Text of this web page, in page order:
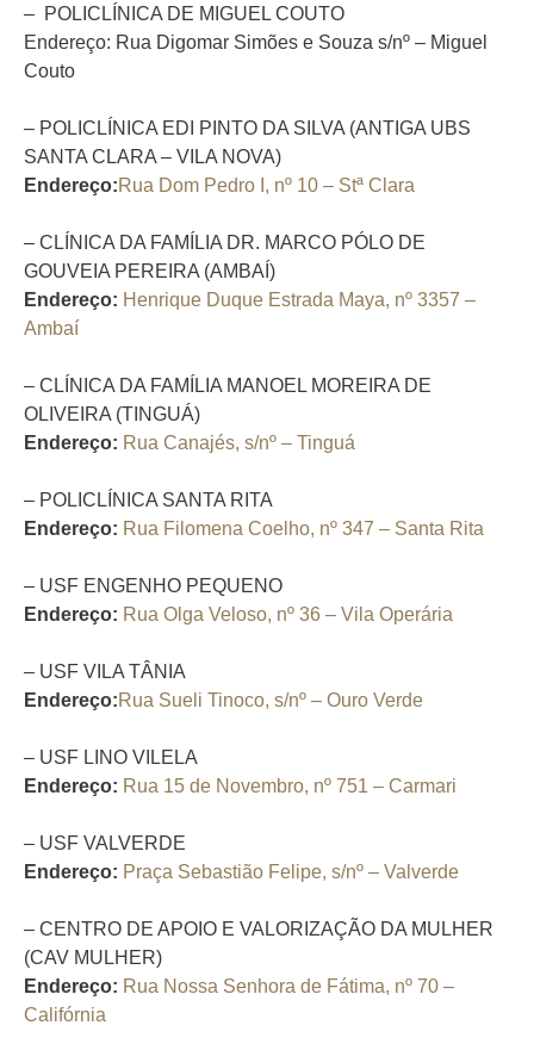
– POLICLÍNICA DE MIGUEL COUTO
Endereço: Rua Digomar Simões e Souza s/nº – Miguel
Couto
– POLICLÍNICA EDI PINTO DA SILVA (ANTIGA UBS
SANTA CLARA – VILA NOVA)
Endereço:Rua Dom Pedro I, nº 10 – Stª Clara
– CLÍNICA DA FAMÍLIA DR. MARCO PÓLO DE
GOUVEIA PEREIRA (AMBAÍ)
Endereço: Henrique Duque Estrada Maya, nº 3357 –
Ambaí
– CLÍNICA DA FAMÍLIA MANOEL MOREIRA DE
OLIVEIRA (TINGUÁ)
Endereço: Rua Canajés, s/nº – Tinguá
– POLICLÍNICA SANTA RITA
Endereço: Rua Filomena Coelho, nº 347 – Santa Rita
– USF ENGENHO PEQUENO
Endereço: Rua Olga Veloso, nº 36 – Vila Operária
– USF VILA TÂNIA
Endereço:Rua Sueli Tinoco, s/nº – Ouro Verde
– USF LINO VILELA
Endereço: Rua 15 de Novembro, nº 751 – Carmari
– USF VALVERDE
Endereço: Praça Sebastião Felipe, s/nº – Valverde
– CENTRO DE APOIO E VALORIZAÇÃO DA MULHER
(CAV MULHER)
Endereço: Rua Nossa Senhora de Fátima, nº 70 –
Califórnia